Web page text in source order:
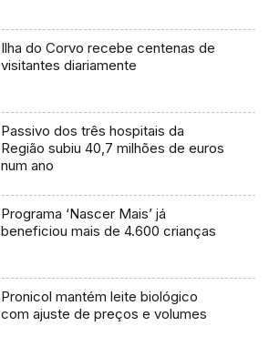
Ilha do Corvo recebe centenas de
visitantes diariamente
Passivo dos três hospitais da
Região subiu 40,7 milhões de euros
num ano
Programa ‘Nascer Mais’ já
beneficiou mais de 4.600 crianças
Pronicol mantém leite biológico
com ajuste de preços e volumes